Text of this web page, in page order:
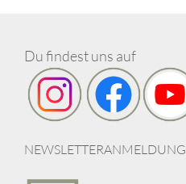
Du findest uns auf
NEWSLETTERANMELDUNG